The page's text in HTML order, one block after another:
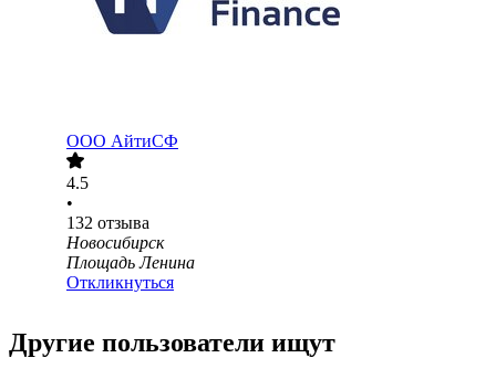
ООО АйтиСФ
4.5
•
132 отзыва
Новосибирск
Площадь Ленина
Откликнуться
Другие пользователи ищут